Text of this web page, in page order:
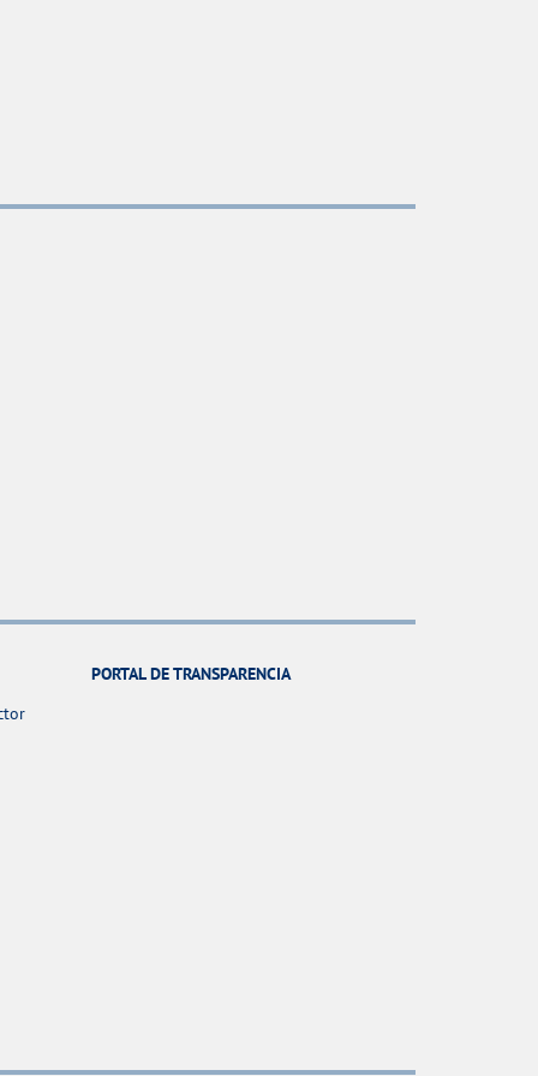
PORTAL DE TRANSPARENCIA